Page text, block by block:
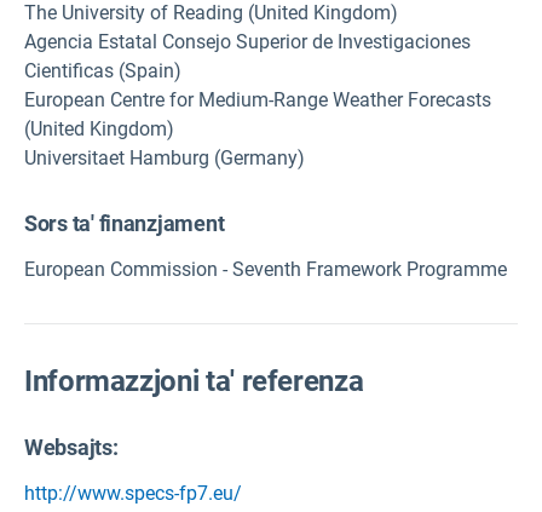
The University of Reading (United Kingdom)
Agencia Estatal Consejo Superior de Investigaciones
Cientificas (Spain)
European Centre for Medium-Range Weather Forecasts
(United Kingdom)
Universitaet Hamburg (Germany)
Sors ta' finanzjament
European Commission - Seventh Framework Programme
Informazzjoni ta' referenza
Websajts:
http://www.specs-fp7.eu/